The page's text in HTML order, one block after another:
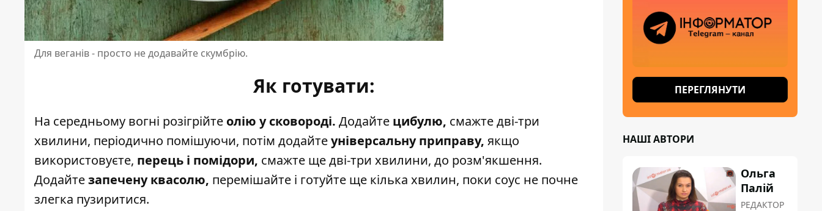
Для веганів - просто не додавайте скумбрію.
Як готувати:
На середньому вогні розігрійте олію у сковороді. Додайте цибулю, смажте дві-три
хвилини, періодично помішуючи, потім додайтеуніверсальну приправу, якщо
використовуєте, перець і помідори, смажте ще дві-три хвилини, до розм'якшення.
Додайтезапечену квасолю, перемішайте і готуйте ще кілька хвилин, поки соус не почне
злегка пузиритися.
ПЕРЕГЛЯНУТИ
НАШІ АВТОРИ
Ольга
Палій
РЕДАКТОР